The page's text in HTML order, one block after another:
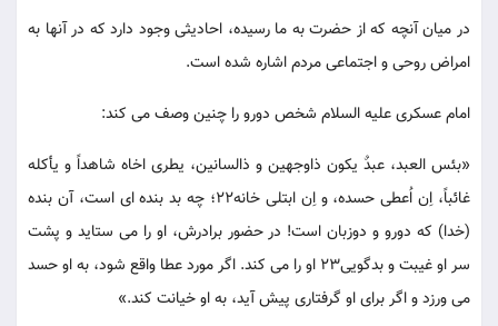
در میان آنچه که از حضرت به ما رسیده، احادیثی وجود دارد که در آنها به
امراض روحی و اجتماعی مردم اشاره شده است.
امام عسکری علیه السلام شخص دورو را چنین وصف می کند:
«بئس العبد، عبدٌ یکون ذاوجهین و ذالسانین، یطری اخاه شاهداً و یأکله
غائباً، اِن اُعطی حسده، و اِن ابتلی خانه22؛ چه بد بنده ای است، آن بنده
(خدا) که دورو و دوزبان است! در حضور برادرش، او را می ستاید و پشت
سر او غیبت و بدگویی23 او را می کند. اگر مورد عطا واقع شود، به او حسد
می ورزد و اگر برای او گرفتاری پیش آید، به او خیانت کند.»